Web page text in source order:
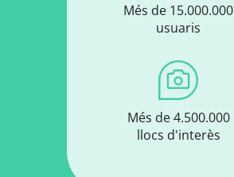
Més de 15.000.000
usuaris
Més de 4.500.000
llocs d'interès